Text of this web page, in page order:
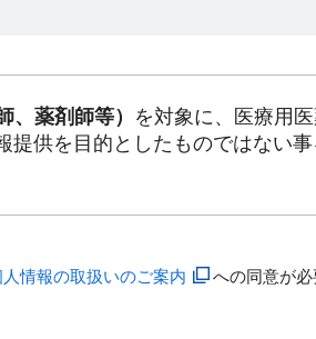
薬剤師等） を対象に、医療用
供を目的としたものではない事
人情報の取扱いのご案内 への同意が必